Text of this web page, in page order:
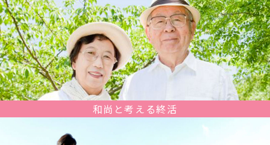
和尚と考える終活